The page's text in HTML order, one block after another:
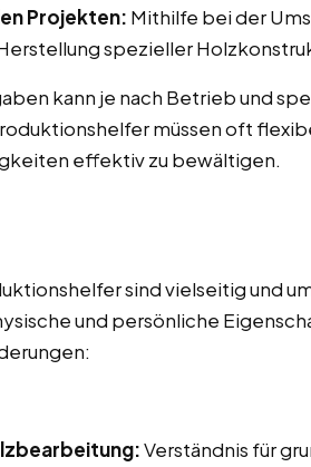
Projekten: Mithilfe bei der
spezieller
kann je nach Betrieb und
müssen oft
effektiv zu bewältigen.
sind vielseitig und
und persönliche
Verständnis für